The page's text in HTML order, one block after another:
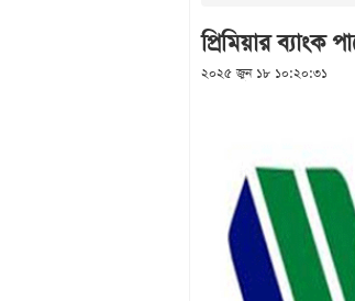
প্রিমিয়ার ব্যাংক
২০২৫ জুন ১৮ ১০:২০:৩১